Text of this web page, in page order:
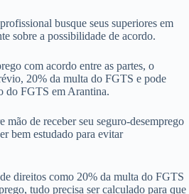
busque seus superiores em
sobre a possibilidade de acordo.
com acordo entre as partes, o
20% da multa do FGTS e pode
do FGTS em Arantina.
mão de receber seu seguro-desemprego
bem estudado para evitar
direitos como 20% da multa do FGTS
tudo precisa ser calculado para que